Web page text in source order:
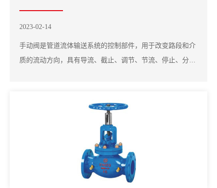
2023-02-14
手动阀是管道流体输送系统的控制部件，用于改变路段和介
质的流动方向，具有导流、截止、调节、节流、停止、分流
开闭：1、手动阀是使用广泛的阀门。其手轮或手柄是根据
普通人力设计的，考虑到密封面的强度和必要的...